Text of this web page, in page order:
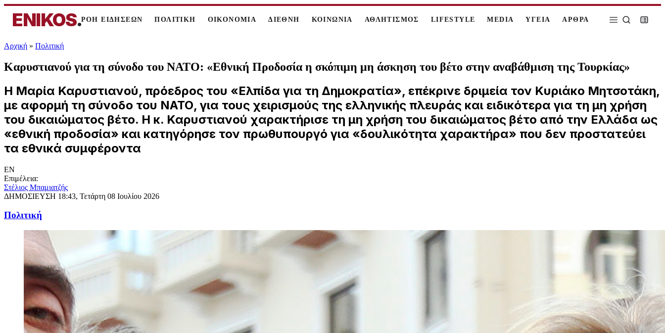
ENIKOS.ΡΟΗ ΕΙΔΗΣΕΩΝ ΠΟΛΙΤΙΚΗ ΟΙΚΟΝΟΜΙΑ ΔΙΕΘΝΗ ΚΟΙΝΩΝΙΑ ΑΘΛΗΤΙΣΜΟΣ LIFESTYLE MEDIA ΥΓΕΙΑ ΑΡΘΡΑ
Αρχική » Πολιτική
Καρυστιανού για τη σύνοδο του ΝΑΤΟ: «Εθνική Προδοσία η σκόπιμη μη άσκηση του βέτο στην αναβάθμιση της Τουρκίας»
Η Μαρία Καρυστιανού, πρόεδρος του «Ελπίδα για τη Δημοκρατία», επέκρινε δριμεία τον Κυριάκο Μητσοτάκη,
με αφορμή τη σύνοδο του ΝΑΤΟ, για τους χειρισμούς της ελληνικής πλευράς και ειδικότερα για τη μη χρήση
του δικαιώματος βέτο. Η κ. Καρυστιανού χαρακτήρισε τη μη χρήση του δικαιώματος βέτο από την Ελλάδα ως
«εθνική προδοσία» και κατηγόρησε τον πρωθυπουργό για «δουλικότητα χαρακτήρα» που δεν προστατεύει
τα εθνικά συμφέροντα
EN
Επιμέλεια:
Στέλιος Μπαμιατζής
ΔΗΜΟΣΙΕΥΣΗ 18:43, Τετάρτη 08 Ιουλίου 2026
Πολιτική